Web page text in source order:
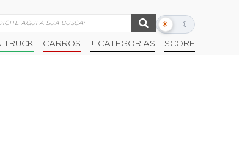
☀ ☾
Alternar
escuro
TRUCK CARROS + CATEGORIAS SCORE